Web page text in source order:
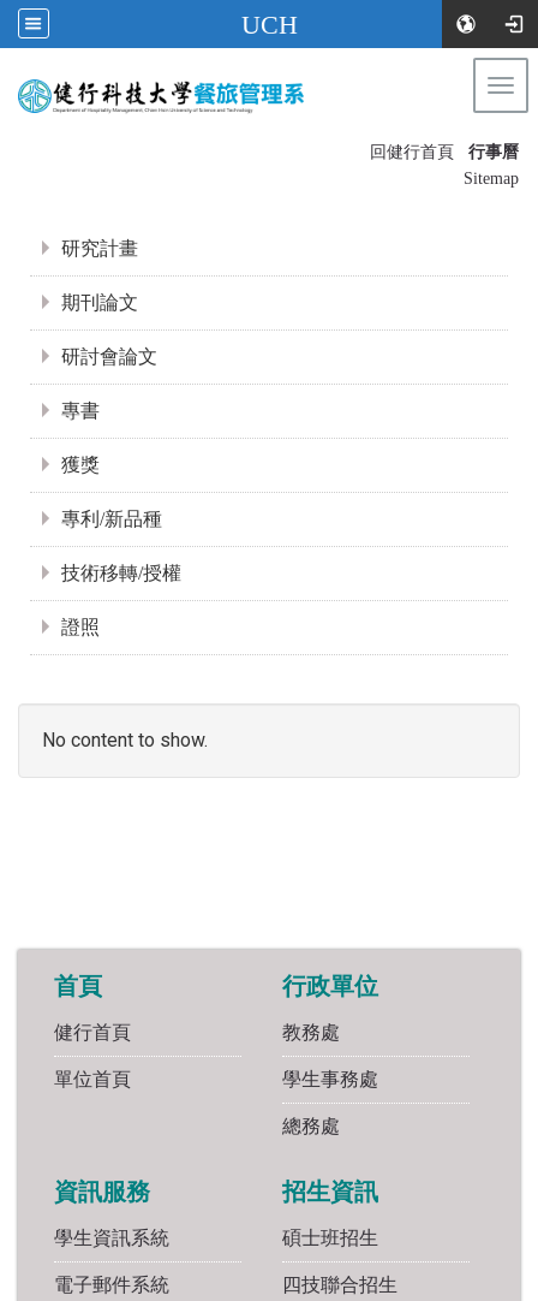
UCH
回健行首頁
行事曆
Sitemap
研究計畫
期刊論文
研討會論文
專書
獲獎
專利/新品種
技術移轉/授權
證照
No content to show.
首頁
健行首頁
單位首頁
行政單位
教務處
學生事務處
總務處
資訊服務
學生資訊系統
電子郵件系統
招生資訊
碩士班招生
四技聯合招生